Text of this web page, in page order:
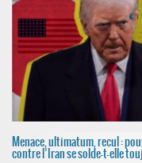
Menace, ultimatum, recul :
contre l’Iran se solde-t-elle